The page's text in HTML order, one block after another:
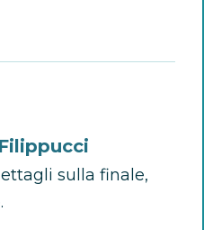
sulla finale,